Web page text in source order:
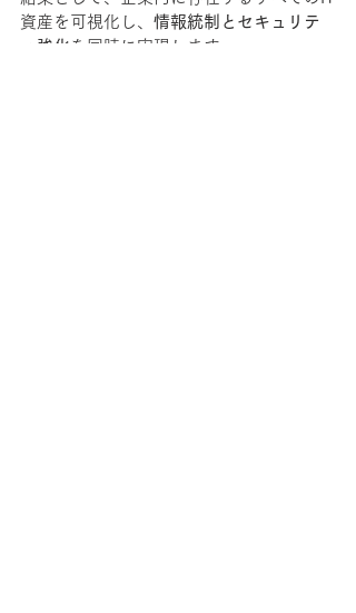
資産を可視化し、 情報統制とセキュリテ
ィ強化 を同時に実現します。